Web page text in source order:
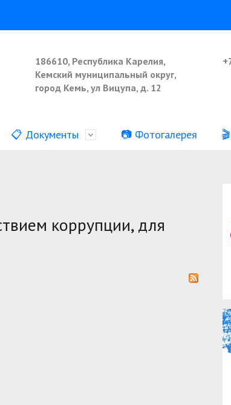
186610, Республика Карелия,
Кемский муниципальный округ,
город Кемь, ул Вицупа, д. 12
📋 Документы 📷 Фотогалерея
коррупции, для